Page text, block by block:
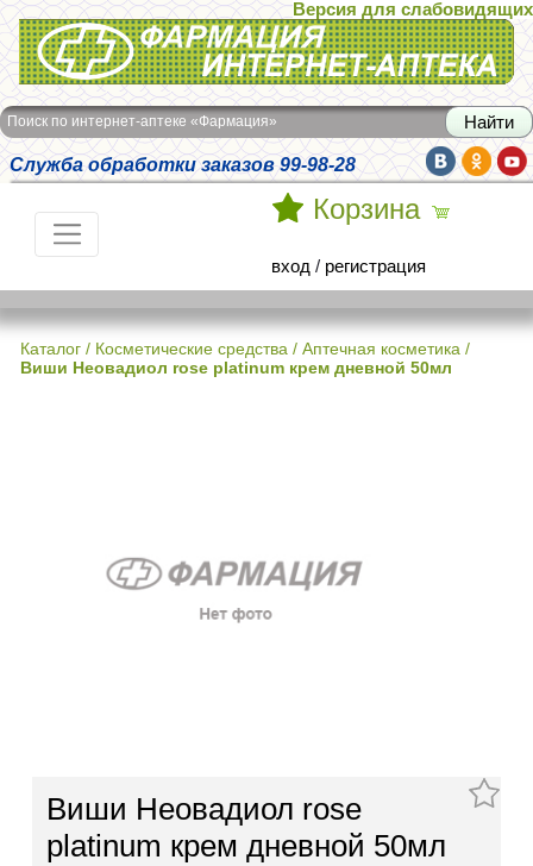
Интернет-аптека Фармация
Версия для слабовидящих
Поиск по интернет-аптеке «Фармация»
Служба обработки заказов 99-98-28
Корзина
вход / регистрация
Каталог / Косметические средства / Аптечная косметика /
Виши Неовадиол rose platinum крем дневной 50мл
Виши Неовадиол rose
platinum крем дневной 50мл